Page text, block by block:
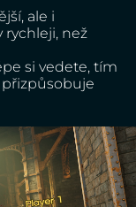
ale i
rychleji, než
si vedete, tím
přizpůsobuje